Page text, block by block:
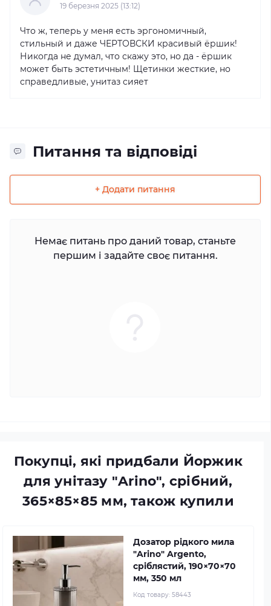
19 березня 2025 (13:12)
Что ж, теперь у меня есть эргономичный,
стильный и даже ЧЕРТОВСКИ красивый ёршик!
Никогда не думал, что скажу это, но да - ёршик
может быть эстетичным! Щетинки жесткие, но
справедливые, унитаз сияет
Питання та відповіді
+ Додати питання
Немає питань про даний товар, станьте
першим і задайте своє питання.
Покупці, які придбали Йоржик
для унітазу "Arino", срібний,
365×85×85 мм, також купили
Дозатор рідкого мила
"Arino" Argento,
сріблястий, 190×70×70
мм, 350 мл
Код товару: 58443